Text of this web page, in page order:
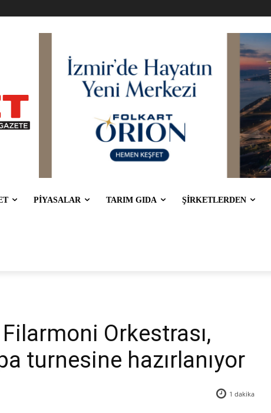
PİYASALAR TARIM GIDA ŞİRKETLERDEN
Orkestrası,
turnesine hazırlanıyor
1 dakika